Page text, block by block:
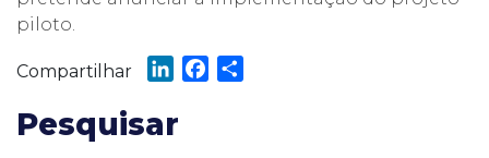
piloto.
Compartilhar LinkedInFacebook
Pesquisar